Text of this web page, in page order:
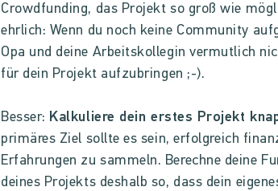
Crowdfunding, das Projekt so groß wie
ehrlich: Wenn du noch keine Community
Opa und deine Arbeitskollegin vermutlich
für dein Projekt aufzubringen ;-).
Besser: Kalkuliere dein erstes Projekt
primäres Ziel sollte es sein, erfolgreich
Erfahrungen zu sammeln. Berechne deine
deines Projekts deshalb so, dass dein